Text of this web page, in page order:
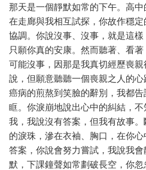
那天是一個靜默如常的下午。高
在走廊與我相互試探，你故作穩
協調。你說沒事、沒事，就是這樣
只願你真的安康。然而聽著、看
可能沒事，因那是我真切經歷喪
說，但願意聽聽一個喪親之人的
癌病的煎熬到笑臉的辭別，我都
眶。你淚崩地說出心中的糾結，
我，我說沒有答案，但我有故事
的淚珠，滲在衣袖、胸口，在你
答案，你說會努力嘗試，我說我
默，下課鐘聲如常劃破長空，你